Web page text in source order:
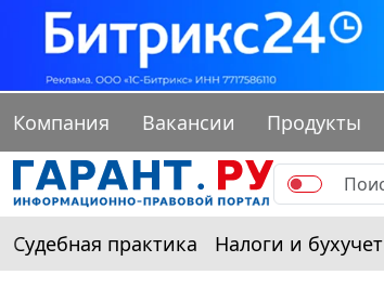
Компания Вакансии Продукты
Судебная практика Налоги и бухучет